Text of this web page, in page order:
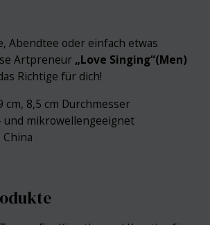
Abendtee oder einfach etwas
Artpreneur „Love Singing“(Men)
Richtige für dich!
cm, 8,5 cm Durchmesser
und mikrowellengeeignet
China